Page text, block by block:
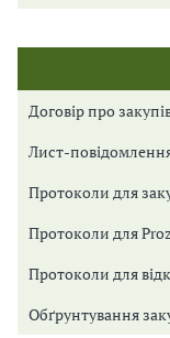
Договір про
Лист-
Протоколи для
Протоколи для
Протоколи для
Обґрунтування